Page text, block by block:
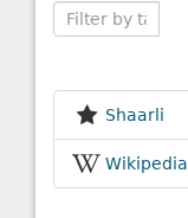
Shaarli
Wikipedia